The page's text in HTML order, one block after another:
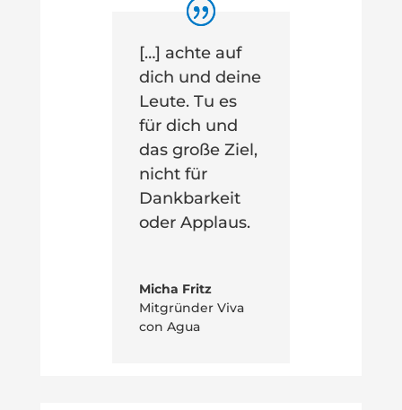
[…] achte auf
dich und deine
Leute. Tu es
für dich und
das große Ziel,
nicht für
Dankbarkeit
oder Applaus.
Micha Fritz
Mitgründer Viva
con Agua